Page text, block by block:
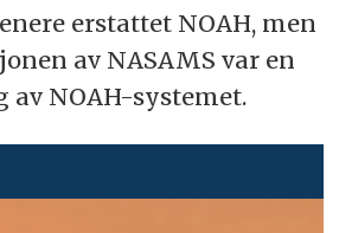
erstattet NOAH, men
av NASAMS var en
NOAH-systemet.